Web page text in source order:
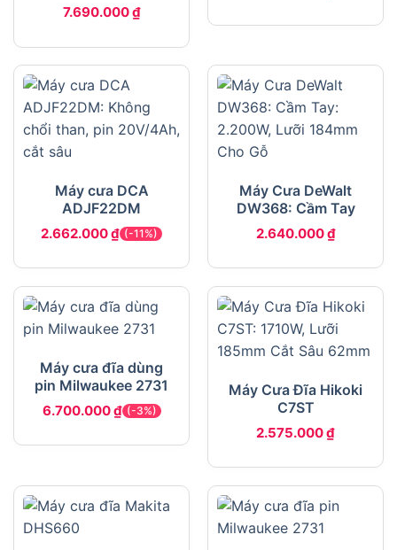
7.690.000₫
Máy cưa DCA
ADJF22DM
2.662.000₫ (-11%)
Máy Cưa DeWalt
DW368: Cầm Tay
2.640.000₫
Máy cưa đĩa dùng
pin Milwaukee 2731
6.700.000₫ (-3%)
Máy Cưa Đĩa Hikoki
C7ST
2.575.000₫